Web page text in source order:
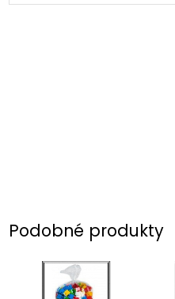
Podobné produkty